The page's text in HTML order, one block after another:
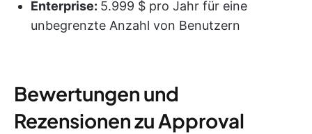
Enterprise: 5.999 $ pro Jahr für eine
unbegrenzte Anzahl von Benutzern
Bewertungen und
Rezensionen zu Approval